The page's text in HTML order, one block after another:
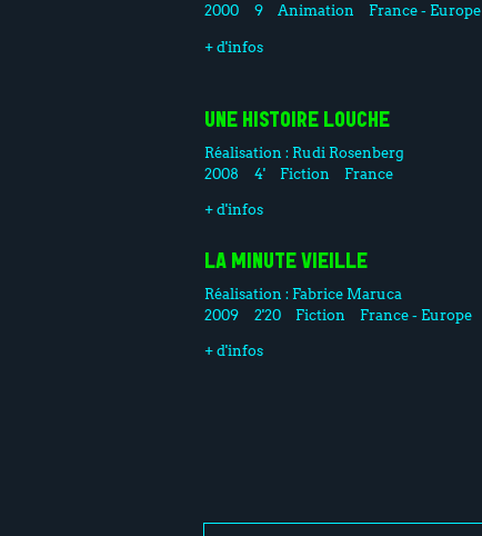
2000
9 Animation France - Europe
+ d'infos
UNE HISTOIRE LOUCHE
Réalisation : Rudi Rosenberg
2008
4' Fiction France
+ d'infos
LA MINUTE VIEILLE
Réalisation : Fabrice Maruca
2009
2'20 Fiction France - Europe
+ d'infos